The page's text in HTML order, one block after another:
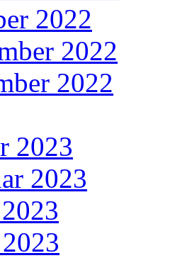
2022
2022
2022
2023
2023